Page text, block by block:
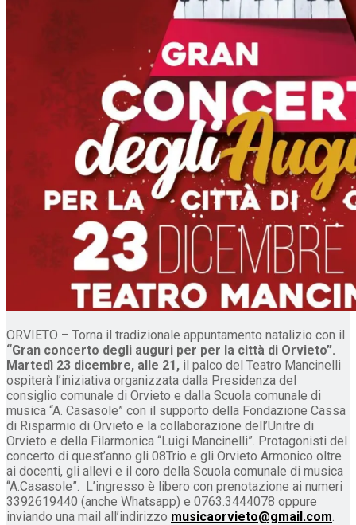
ORVIETO – Torna il tradizionale appuntamento natalizio con il
“Gran concerto degli auguri per per la città di Orvieto”.
Martedì 23 dicembre, alle 21, il palco del Teatro Mancinelli
ospiterà l’iniziativa organizzata dalla Presidenza del
consiglio comunale di Orvieto e dalla Scuola comunale di
musica “A. Casasole” con il supporto della Fondazione Cassa
di Risparmio di Orvieto e la collaborazione dell’Unitre di
Orvieto e della Filarmonica “Luigi Mancinelli”. Protagonisti del
concerto di quest’anno gli 08Trio e gli Orvieto Armonico oltre
ai docenti, gli allevi e il coro della Scuola comunale di musica
“A.Casasole”. L’ingresso è libero con prenotazione ai numeri
3392619440 (anche Whatsapp) e 0763.3444078 oppure
inviando una mail all’indirizzo musicaorvieto@gmail.com.